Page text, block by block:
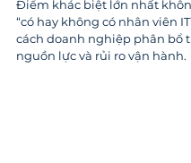
Điểm khác biệt lớn nhất
“có hay không có nhân viên
cách doanh nghiệp phân bổ
nguồn lực và rủi ro vận hành.